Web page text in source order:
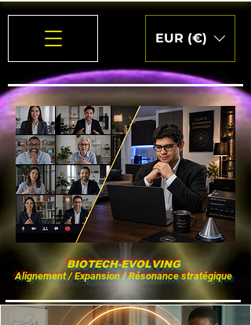
EUR (€)
BIOTECH-EVOLVING
Alignement / Expansion / Résonance stratégique